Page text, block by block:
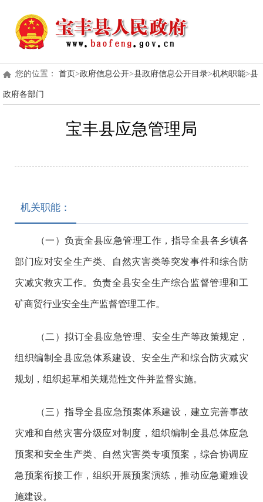
您的位置： 首页>政府信息公开>县政府信息公开目录>机构职能>县
政府各部门
宝丰县应急管理局
机关职能：
（一）负责全县应急管理工作，指导全县各乡镇各
部门应对安全生产类、自然灾害类等突发事件和综合防
灾减灾救灾工作。负责全县安全生产综合监督管理和工
矿商贸行业安全生产监督管理工作。
（二）拟订全县应急管理、安全生产等政策规定，
组织编制全县应急体系建设、安全生产和综合防灾减灾
规划，组织起草相关规范性文件并监督实施。
（三）指导全县应急预案体系建设，建立完善事故
灾难和自然灾害分级应对制度，组织编制全县总体应急
预案和安全生产类、自然灾害类专项预案，综合协调应
急预案衔接工作，组织开展预案演练，推动应急避难设
施建设。